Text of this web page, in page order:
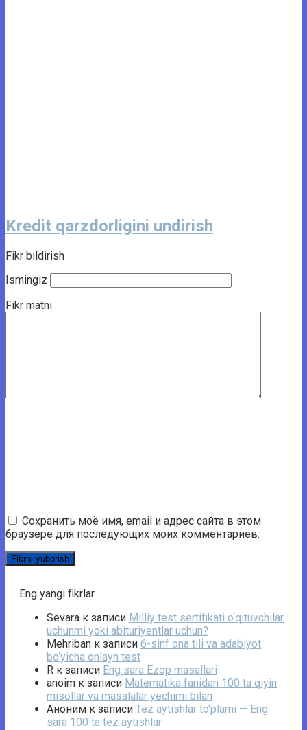
Kredit qarzdorligini undirish
Fikr bildirish
Ismingiz
Fikr matni
Сохранить моё имя, email и адрес сайта в этом
браузере для последующих моих комментариев.
Eng yangi fikrlar
Sevara к записи Milliy test sertifikati o‘qituvchilar
uchunmi yoki abituriyentlar uchun?
Mehriban к записи 6-sinf ona tili va adabiyot
bo‘yicha onlayn test
R к записи Eng sara Ezop masallari
anoim к записи Matematika fanidan 100 ta qiyin
misollar va masalalar yechimi bilan
Аноним к записи Tez aytishlar to‘plami — Eng
sara 100 ta tez aytishlar